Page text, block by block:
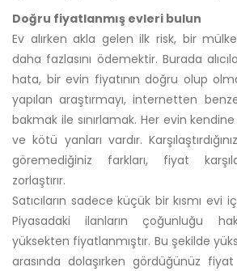
Doğru fiyatlanmış evleri bulun
Ev alırken akla gelen ilk risk, bir
daha fazlasını ödemektir. Burada
hata, bir evin fiyatının doğru olup
yapılan araştırmayı, internetten
bakmak ile sınırlamak. Her evin
ve kötü yanları vardır.
göremediğiniz farkları, fiyat
zorlaştırır.
Satıcıların sadece küçük bir kısmı
Piyasadaki ilanların çoğunluğu
yüksekten fiyatlanmıştır. Bu şekilde
arasında dolaşırken gördüğünüz